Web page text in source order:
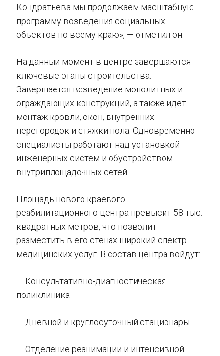
Кондратьева мы продолжаем масштабную
программу возведения социальных
объектов по всему краю», — отметил он.
На данный момент в центре завершаются
ключевые этапы строительства.
Завершается возведение монолитных и
ограждающих конструкций, а также идет
монтаж кровли, окон, внутренних
перегородок и стяжки пола. Одновременно
специалисты работают над установкой
инженерных систем и обустройством
внутриплощадочных сетей.
Площадь нового краевого
реабилитационного центра превысит 58 тыс.
квадратных метров, что позволит
разместить в его стенах широкий спектр
медицинских услуг. В состав центра войдут:
— Консультативно-диагностическая
поликлиника
— Дневной и круглосуточный стационары
— Отделение реанимации и интенсивной